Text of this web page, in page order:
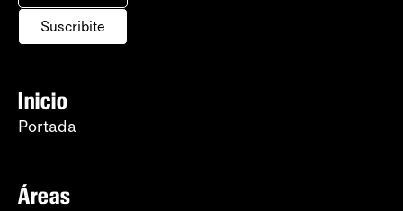
Suscribite
Inicio
Portada
Áreas